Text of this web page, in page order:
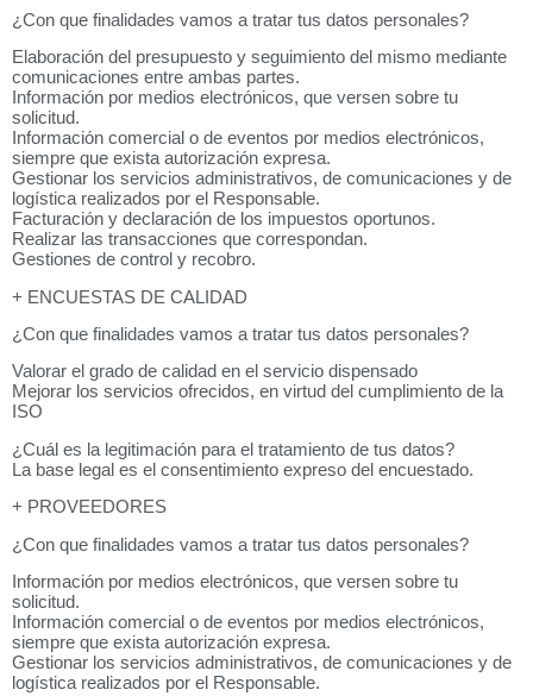
¿Con que finalidades vamos a tratar tus datos personales?
Elaboración del presupuesto y seguimiento del mismo mediante
comunicaciones entre ambas partes.
Información por medios electrónicos, que versen sobre tu
solicitud.
Información comercial o de eventos por medios electrónicos,
siempre que exista autorización expresa.
Gestionar los servicios administrativos, de comunicaciones y de
logística realizados por el Responsable.
Facturación y declaración de los impuestos oportunos.
Realizar las transacciones que correspondan.
Gestiones de control y recobro.
+ ENCUESTAS DE CALIDAD
¿Con que finalidades vamos a tratar tus datos personales?
Valorar el grado de calidad en el servicio dispensado
Mejorar los servicios ofrecidos, en virtud del cumplimiento de la
ISO
¿Cuál es la legitimación para el tratamiento de tus datos?
La base legal es el consentimiento expreso del encuestado.
+ PROVEEDORES
¿Con que finalidades vamos a tratar tus datos personales?
Información por medios electrónicos, que versen sobre tu
solicitud.
Información comercial o de eventos por medios electrónicos,
siempre que exista autorización expresa.
Gestionar los servicios administrativos, de comunicaciones y de
logística realizados por el Responsable.